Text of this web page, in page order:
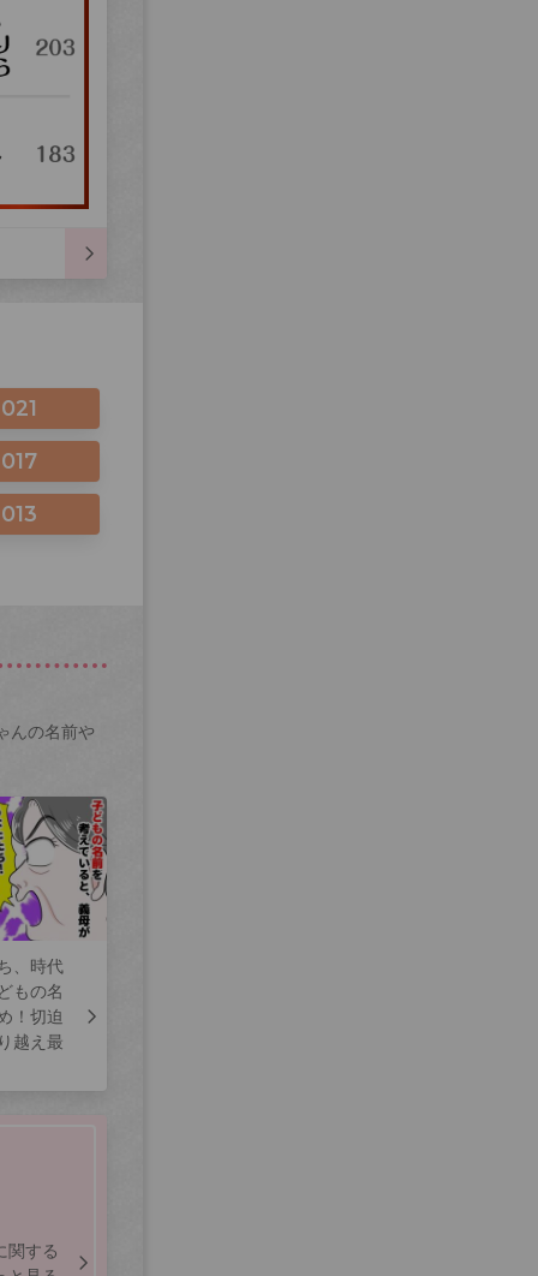
んの名前や
、時代
もの名
！切迫
越え最
関する